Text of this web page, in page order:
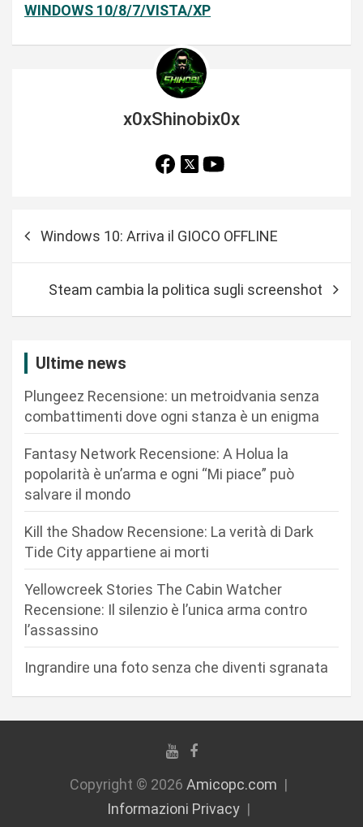
WINDOWS 10/8/7/VISTA/XP
x0xShinobix0x
i
Windows 10: Arriva il GIOCO OFFLINE
Steam cambia la politica sugli screenshot
Ultime news
Plungeez Recensione: un metroidvania senza
combattimenti dove ogni stanza è un enigma
Fantasy Network Recensione: A Holua la
popolarità è un’arma e ogni “Mi piace” può
salvare il mondo
Kill the Shadow Recensione: La verità di Dark
Tide City appartiene ai morti
Yellowcreek Stories The Cabin Watcher
Recensione: Il silenzio è l’unica arma contro
l’assassino
Ingrandire una foto senza che diventi sgranata
Copyright © 2026 Amicopc.com
Informazioni Privacy